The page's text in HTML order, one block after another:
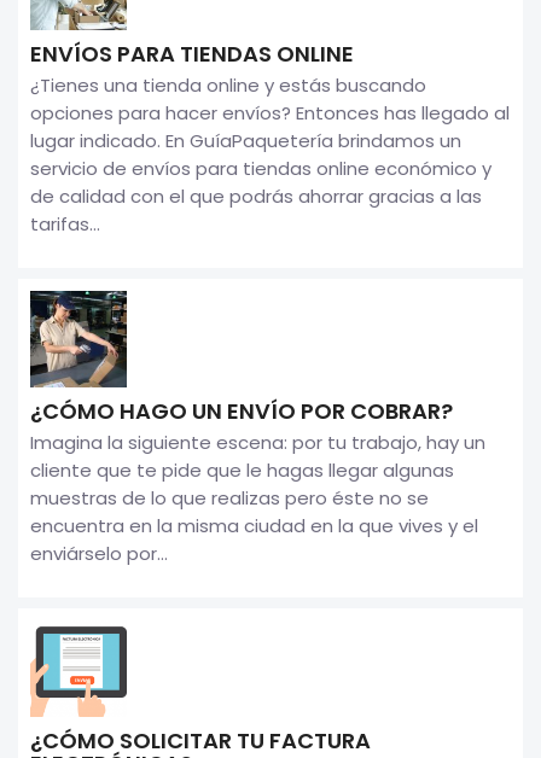
ENVÍOS PARA TIENDAS ONLINE
¿Tienes una tienda online y estás buscando
opciones para hacer envíos? Entonces has llegado al
lugar indicado. En GuíaPaquetería brindamos un
servicio de envíos para tiendas online económico y
de calidad con el que podrás ahorrar gracias a las
tarifas...
¿CÓMO HAGO UN ENVÍO POR COBRAR?
Imagina la siguiente escena: por tu trabajo, hay un
cliente que te pide que le hagas llegar algunas
muestras de lo que realizas pero éste no se
encuentra en la misma ciudad en la que vives y el
enviárselo por...
¿CÓMO SOLICITAR TU FACTURA